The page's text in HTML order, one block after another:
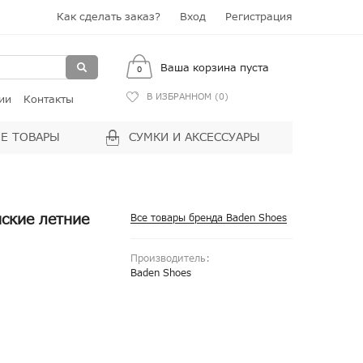
Как сделать заказ? Вход Регистрация
Контакты
0 Ваша корзина пуста
В ИЗБРАННОМ (0)
ТОВАРЫ СУМКИ И АКСЕССУАРЫ
Все товары бренда Baden Shoes
Производитель:
Baden Shoes
летние